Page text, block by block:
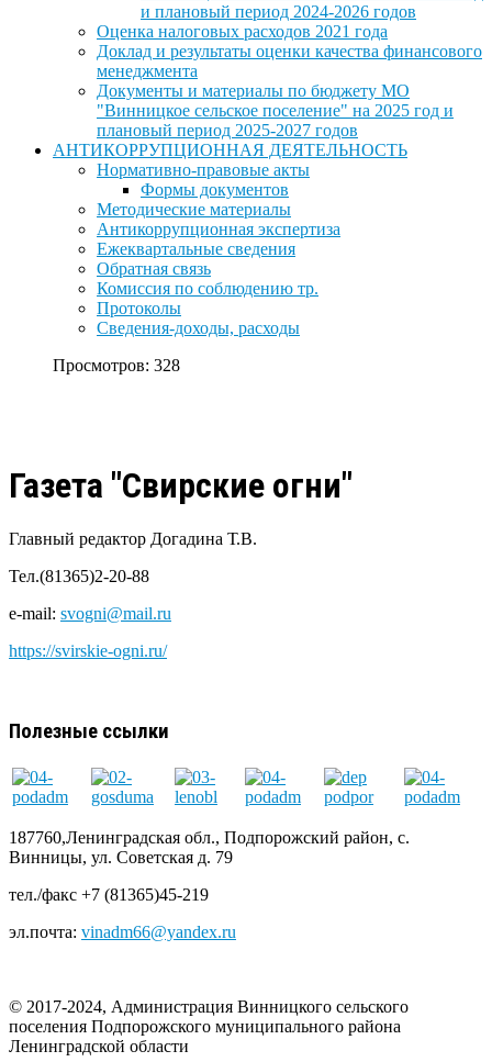
и плановый период 2024-2026 годов
Оценка налоговых расходов 2021 года
Доклад и результаты оценки качества финансового
менеджмента
Документы и материалы по бюджету МО
"Винницкое сельское поселение" на 2025 год и
плановый период 2025-2027 годов
АНТИКОРРУПЦИОННАЯ ДЕЯТЕЛЬНОСТЬ
Нормативно-правовые акты
Формы документов
Методические материалы
Антикоррупционная экспертиза
Ежеквартальные сведения
Обратная связь
Комиссия по соблюдению тр.
Протоколы
Сведения-доходы, расходы
Просмотров: 328
Газета "Свирские огни"
Главный редактор Догадина Т.В.
Тел.(81365)2-20-88
e-mail: svogni@mail.ru
https://svirskie-ogni.ru/
Полезные ссылки
187760,Ленинградская обл., Подпорожский район, с.
Винницы, ул. Советская д. 79
тел./факс +7 (81365)45-219
эл.почта: vinadm66@yandex.ru
© 2017-2024, Администрация Винницкого сельского
поселения Подпорожского муниципального района
Ленинградской области